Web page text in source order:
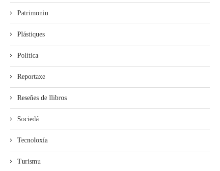
Patrimoniu
Plástiques
Política
Reportaxe
Reseñes de llibros
Sociedá
Tecnoloxía
Turismu